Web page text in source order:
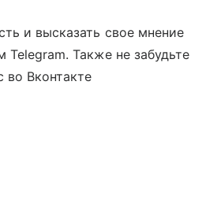
и высказать свое мнение
Также не забудьте
во Вконтакте